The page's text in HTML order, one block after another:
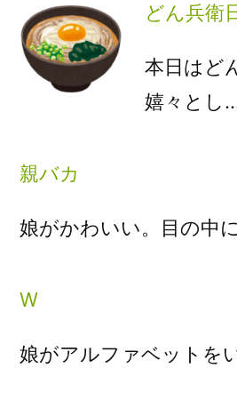
どん兵衛
本日はど
嬉々とし
親バカ
娘がかわいい。目の中
W
娘がアルファベットを